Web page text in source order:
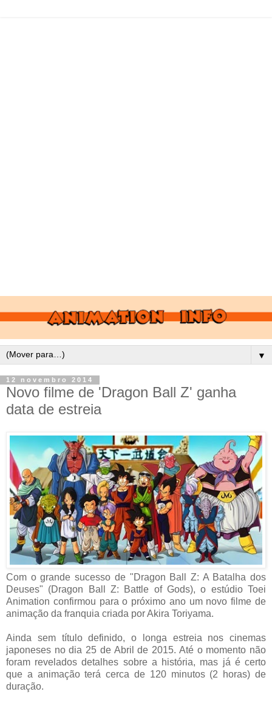
▼
12 novembro 2014
Novo filme de 'Dragon Ball Z' ganha
data de estreia
Com o grande sucesso de "Dragon Ball Z: A Batalha dos
Deuses" (Dragon Ball Z: Battle of Gods), o estúdio Toei
Animation confirmou para o próximo ano um novo filme de
animação da franquia criada por Akira Toriyama.
Ainda sem título definido, o longa estreia nos cinemas
japoneses no dia 25 de Abril de 2015. Até o momento não
foram revelados detalhes sobre a história, mas já é certo
que a animação terá cerca de 120 minutos (2 horas) de
duração.